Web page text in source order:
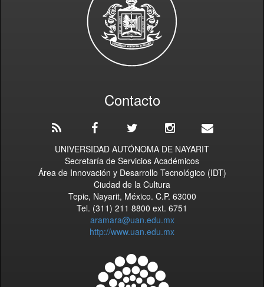
Contacto
UNIVERSIDAD AUTÓNOMA DE NAYARIT
Secretaría de Servicios Académicos
Área de Innovación y Desarrollo Tecnológico (IDT)
Ciudad de la Cultura
Tepic, Nayarit, México. C.P. 63000
Tel. (311) 211 8800 ext. 6751
aramara@uan.edu.mx
http://www.uan.edu.mx